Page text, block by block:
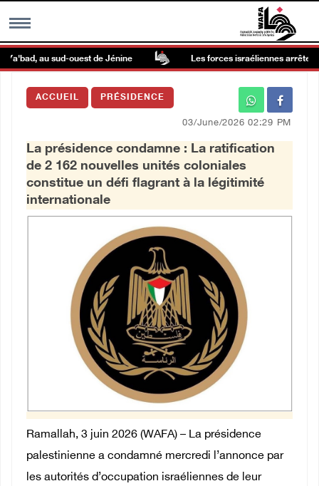
MENU
Galerie d’images
Centre palestinien
au sud-ouest de Jénine Les forces israéliennes arrêtent
ACCUEIL PRÉSIDENCE
03/June/2026 02:29 PM
La présidence condamne : La ratification
de 2 162 nouvelles unités coloniales
constitue un défi flagrant à la légitimité
internationale
Ramallah, 3 juin 2026 (WAFA) – La présidence
palestinienne a condamné mercredi l’annonce par
les autorités d’occupation israéliennes de leur